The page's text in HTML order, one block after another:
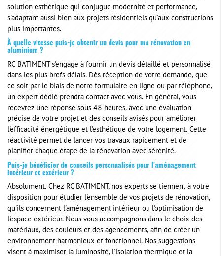
solution esthétique qui conjugue modernité et performance,
s'adaptant aussi bien aux projets résidentiels qu'aux constructions
plus importantes.
À quelle vitesse puis-je obtenir un devis pour ma rénovation en
aluminium ?
RC BATIMENT s'engage à fournir un devis détaillé et personnalisé
dans les plus brefs délais. Dès réception de votre demande, que
ce soit par le biais de notre formulaire en ligne ou par téléphone,
un expert dédié prendra contact avec vous. En général, vous
recevrez une réponse sous 48 heures, avec une évaluation
précise de votre projet et des conseils avisés pour améliorer
l'efficacité énergétique et l'esthétique de votre logement. Cette
réactivité permet de lancer vos travaux rapidement et de
planifier chaque étape de la rénovation avec sérénité.
Puis-je bénéficier de conseils personnalisés pour l'aménagement
intérieur et extérieur ?
Absolument. Chez RC BATIMENT, nos experts se tiennent à votre
disposition pour étudier l'ensemble de vos projets de rénovation,
qu'ils concernent l'aménagement intérieur ou l'optimisation de
l'espace extérieur. Nous vous accompagnons dans le choix des
matériaux, des couleurs et des agencements, afin de créer un
environnement harmonieux et fonctionnel. Nos suggestions
visent à maximiser la luminosité, l'isolation thermique et la